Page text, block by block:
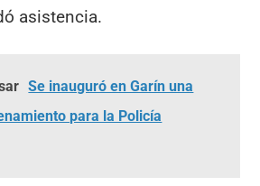
asistencia.
Se inauguró en Garín una
para la Policía